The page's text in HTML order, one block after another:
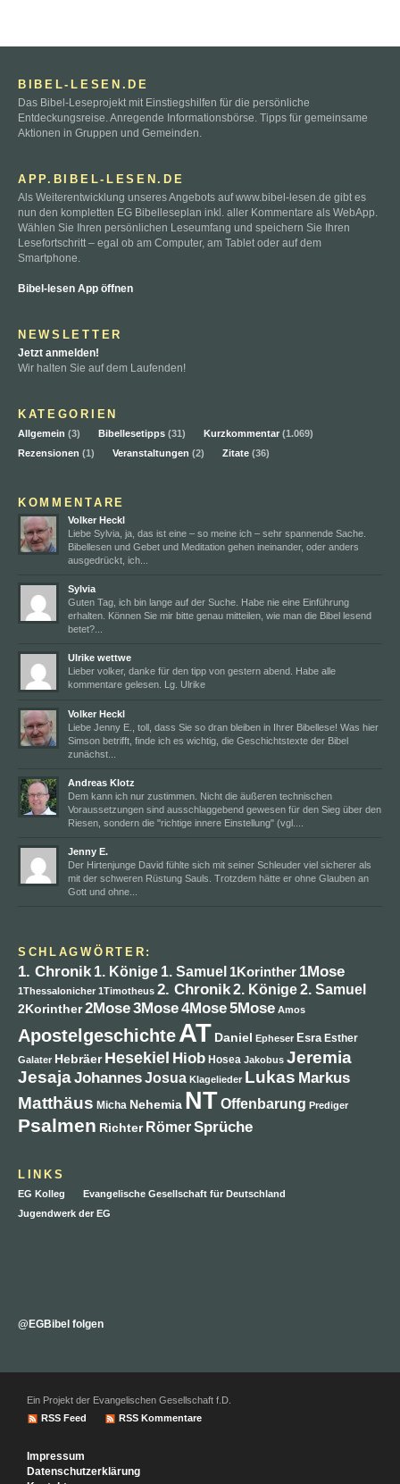
BIBEL-LESEN.DE
Das Bibel-Leseprojekt mit Einstiegshilfen für die persönliche
Entdeckungsreise. Anregende Informationsbörse. Tipps für gemeinsame
Aktionen in Gruppen und Gemeinden.
APP.BIBEL-LESEN.DE
Als Weiterentwicklung unseres Angebots auf www.bibel-lesen.de gibt es
nun den kompletten EG Bibelleseplan inkl. aller Kommentare als WebApp.
Wählen Sie Ihren persönlichen Leseumfang und speichern Sie Ihren
Lesefortschritt – egal ob am Computer, am Tablet oder auf dem
Smartphone.
Bibel-lesen App öffnen
NEWSLETTER
Jetzt anmelden!
Wir halten Sie auf dem Laufenden!
KATEGORIEN
Allgemein (3) Bibellesetipps (31) Kurzkommentar (1.069)
Rezensionen (1) Veranstaltungen (2) Zitate (36)
KOMMENTARE
Volker Heckl
Liebe Sylvia, ja, das ist eine – so meine ich – sehr spannende Sache.
Bibellesen und Gebet und Meditation gehen ineinander, oder anders
ausgedrückt, ich...
Sylvia
Guten Tag, ich bin lange auf der Suche. Habe nie eine Einführung
erhalten. Können Sie mir bitte genau mitteilen, wie man die Bibel lesend
betet?...
Ulrike wettwe
Lieber volker, danke für den tipp von gestern abend. Habe alle
kommentare gelesen. Lg. Ulrike
Volker Heckl
Liebe Jenny E., toll, dass Sie so dran bleiben in Ihrer Bibellese! Was hier
Simson betrifft, finde ich es wichtig, die Geschichtstexte der Bibel
zunächst...
Andreas Klotz
Dem kann ich nur zustimmen. Nicht die äußeren technischen
Voraussetzungen sind ausschlaggebend gewesen für den Sieg über den
Riesen, sondern die "richtige innere Einstellung" (vgl....
Jenny E.
Der Hirtenjunge David fühlte sich mit seiner Schleuder viel sicherer als
mit der schweren Rüstung Sauls. Trotzdem hätte er ohne Glauben an
Gott und ohne...
SCHLAGWÖRTER:
1. Chronik 1. Könige 1. Samuel 1Korinther 1Mose
1Thessalonicher 1Timotheus 2. Chronik2. Könige2. Samuel
2Korinther2Mose3Mose4Mose5Mose Amos
ApostelgeschichteAT Daniel Epheser Esra Esther
Galater Hebräer Hesekiel Hiob Hosea Jakobus Jeremia
JesajaJohannesJosua Klagelieder Lukas Markus
Matthäus Micha Nehemia NTOffenbarung Prediger
Psalmen Richter RömerSprüche
LINKS
EG Kolleg
Evangelische Gesellschaft für Deutschland
Jugendwerk der EG
@EGBibel folgen
Ein Projekt der Evangelischen Gesellschaft f.D.
RSS Feed
RSS Kommentare
Impressum
Datenschutzerklärung